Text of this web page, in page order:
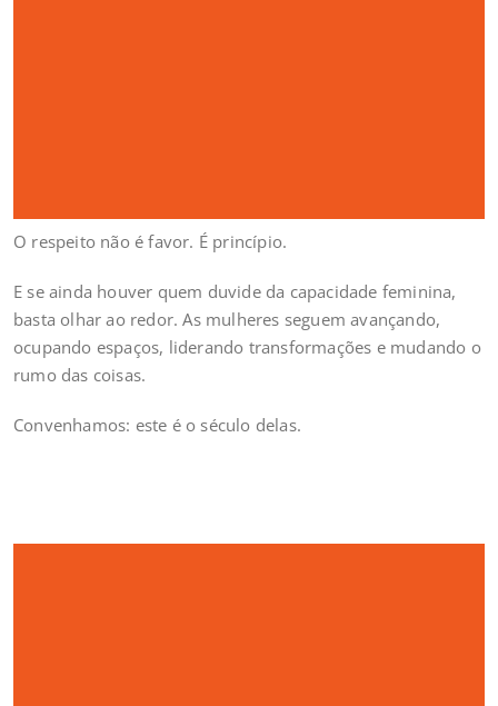
O respeito não é favor. É princípio.
E se ainda houver quem duvide da capacidade feminina,
basta olhar ao redor. As mulheres seguem avançando,
ocupando espaços, liderando transformações e mudando o
rumo das coisas.
Convenhamos: este é o século delas.